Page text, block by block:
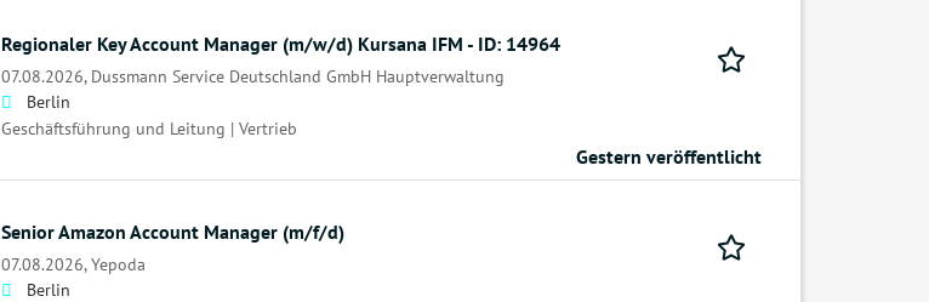
Regionaler Key Account Manager (m/w/d) Kursana IFM - ID: 14964
07.08.2026, Dussmann Service Deutschland GmbH Hauptverwaltung
Berlin
Geschäftsführung und Leitung | Vertrieb
Gestern veröffentlicht
Senior Amazon Account Manager (m/f/d)
07.08.2026,Yepoda
Berlin